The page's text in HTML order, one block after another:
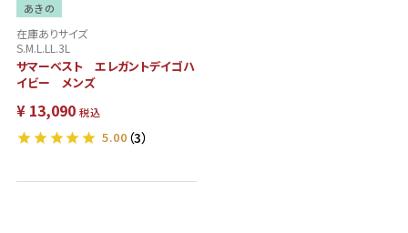
あきの
在庫ありサイズ
S.M.L.LL.3L
サマーベスト エレガントデイゴハ
イビー メンズ
¥ 13,090 税込
5.00 （3）